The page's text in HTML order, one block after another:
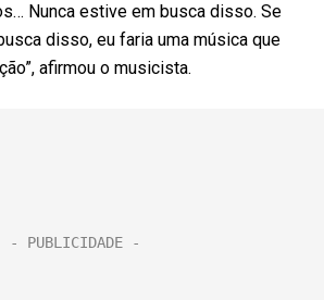
Nunca estive em busca disso. Se
disso, eu faria uma música que
afirmou o musicista.